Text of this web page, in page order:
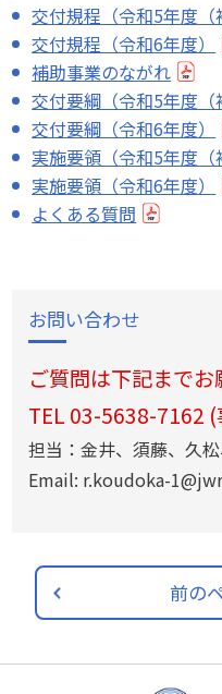
交付規程（令和5年度（
交付規程（令和6年度）
補助事業のながれ
交付要綱（令和5年度（
交付要綱（令和6年度）
実施要領（令和5年度（
実施要領（令和6年度）
よくある質問
お問い合わせ
ご質問は下記までお
TEL 03-5638-7162
担当：金井、須藤、久
Email: r.koudoka-
前の